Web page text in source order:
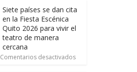
Siete países se dan cita
en la Fiesta Escénica
Quito 2026 para vivir el
teatro de manera
cercana
Comentarios desactivados